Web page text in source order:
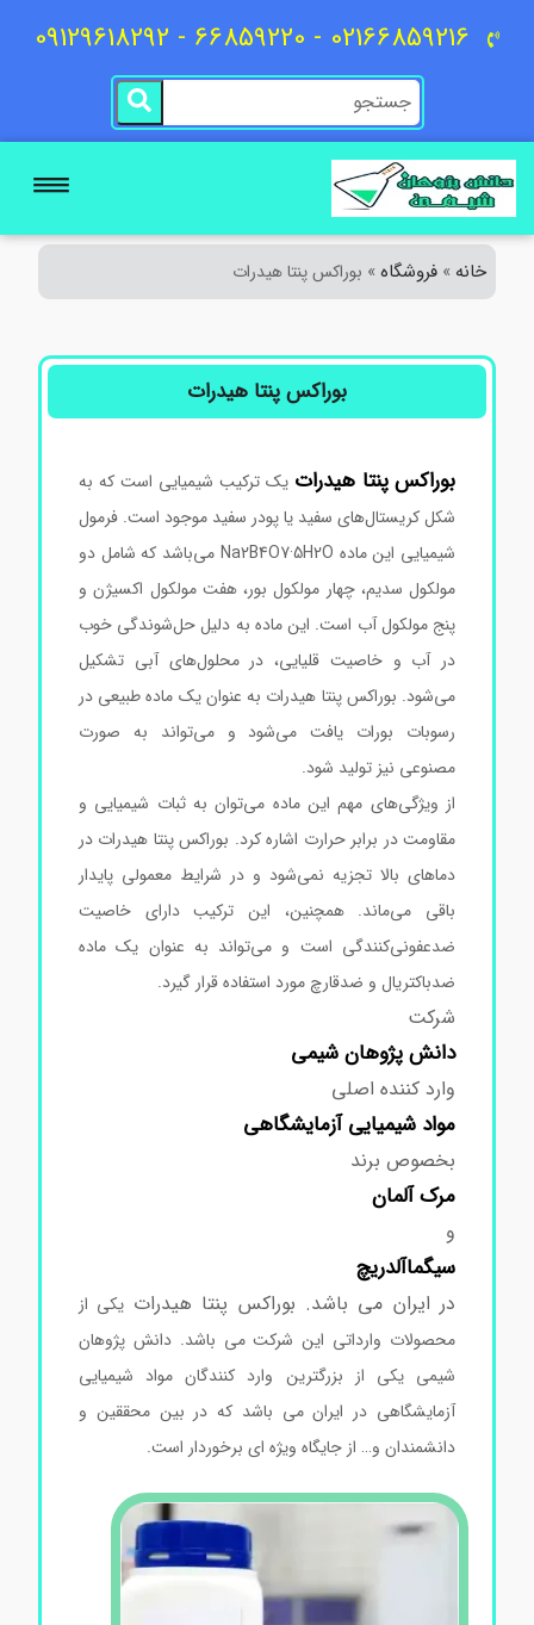
02166859216 - 66859220 - 09129618292
خانه»فروشگاه»بوراکس پنتا هیدرات
بوراکس پنتا هیدرات
بوراکسپنتا هیدراتیک ترکیب شیمیایی است که به
شکل کریستال‌های سفید یا پودر سفید موجود است. فرمول
شیمیایی این ماده Na2B4O7·5H2O می‌باشد که شامل دو
مولکول سدیم، چهار مولکول بور، هفت مولکول اکسیژن و
پنج مولکول آب است. این ماده به دلیل حل‌شوندگی خوب
در آب و خاصیت قلیایی، در محلول‌های آبی تشکیل
می‌شود. بوراکس پنتا هیدرات به عنوان یک ماده طبیعی در
رسوبات بورات یافت می‌شود و می‌تواند به صورت
مصنوعی نیز تولید شود.
از ویژگی‌های مهم این ماده می‌توان به ثبات شیمیایی و
مقاومت در برابر حرارت اشاره کرد. بوراکس پنتا هیدرات در
دماهای بالا تجزیه نمی‌شود و در شرایط معمولی پایدار
باقی می‌ماند. همچنین، این ترکیب دارای خاصیت
ضدعفونی‌کنندگی است و می‌تواند به عنوان یک ماده
ضدباکتریال و ضدقارچ مورد استفاده قرار گیرد.
شرکت
دانش پژوهان شیمی
وارد کننده اصلی
موادشیمیایی آزمایشگاهی
بخصوص برند
مرکآلمان
سیگماآلدریچ
در ایران می باشد. بوراکس پنتا هیدراتیکی از
محصولات وارداتی این شرکت می باشد. دانش پژوهان
شیمی یکی از بزرگترین وارد کنندگان مواد شیمیایی
آزمایشگاهی در ایران می باشد که در بین محققین و
دانشمندان و… از جایگاه ویژه ای برخوردار است.